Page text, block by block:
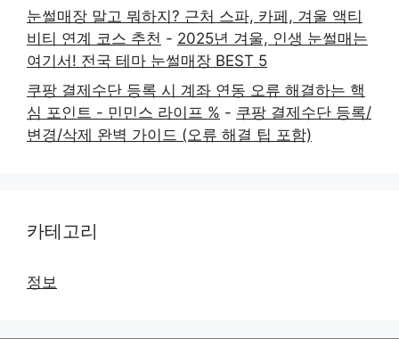
눈썰매장 말고 뭐하지? 근처 스파, 카페, 겨울 액티
비티 연계 코스 추천 - 2025년 겨울, 인생 눈썰매는
여기서! 전국 테마 눈썰매장 BEST 5
쿠팡 결제수단 등록 시 계좌 연동 오류 해결하는 핵
심 포인트 - 민민스 라이프 % - 쿠팡 결제수단 등록/
변경/삭제 완벽 가이드 (오류 해결 팁 포함)
카테고리
정보